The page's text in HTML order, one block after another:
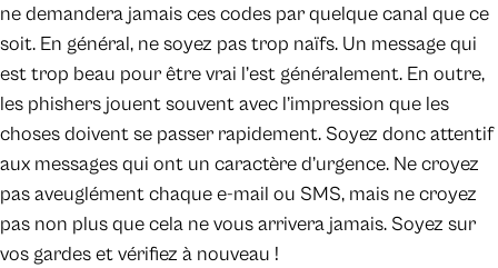
ne demandera jamais ces codes par quelque canal que ce
soit. En général, ne soyez pas trop naïfs. Un message qui
est trop beau pour être vrai l’est généralement. En outre,
les phishers jouent souvent avec l’impression que les
choses doivent se passer rapidement. Soyez donc attentif
aux messages qui ont un caractère d’urgence. Ne croyez
pas aveuglément chaque e-mail ou SMS, mais ne croyez
pas non plus que cela ne vous arrivera jamais. Soyez sur
vos gardes et vérifiez à nouveau !